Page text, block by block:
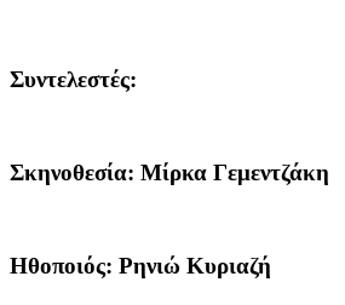
Συντελεστές:
Σκηνοθεσία: Μίρκα Γεμεντζάκη
Ηθοποιός: Ρηνιώ Κυριαζή